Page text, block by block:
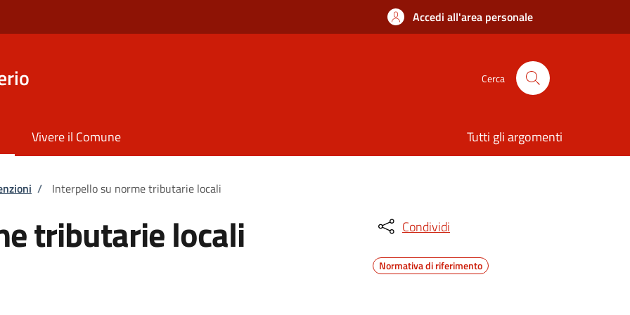
Accedi all'area personale
Cerca
Vivere il Comune Tutti gli argomenti
/ Interpello su norme tributarie locali
tributarie locali Condividi
Normativa di riferimento